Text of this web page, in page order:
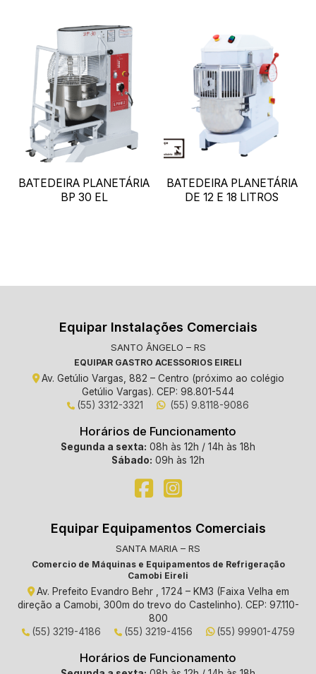
BATEDEIRA PLANETÁRIA
BP 30 EL
BATEDEIRA PLANETÁRIA
DE 12 E 18 LITROS
Equipar Instalações Comerciais
SANTO ÂNGELO – RS
EQUIPAR GASTRO ACESSORIOS EIRELI
Av. Getúlio Vargas, 882 – Centro (próximo ao colégio
Getúlio Vargas). CEP: 98.801-544
(55) 3312-3321
(55) 9.8118-9086
Horários de Funcionamento
Segunda a sexta: 08h às 12h / 14h às 18h
Sábado: 09h às 12h
Equipar Equipamentos Comerciais
SANTA MARIA – RS
Comercio de Máquinas e Equipamentos de Refrigeração
Camobi Eireli
Av. Prefeito Evandro Behr , 1724 – KM3 (Faixa Velha em
direção a Camobi, 300m do trevo do Castelinho). CEP: 97.110-
800
(55) 3219-4186
(55) 3219-4156 (55) 99901-4759
Horários de Funcionamento